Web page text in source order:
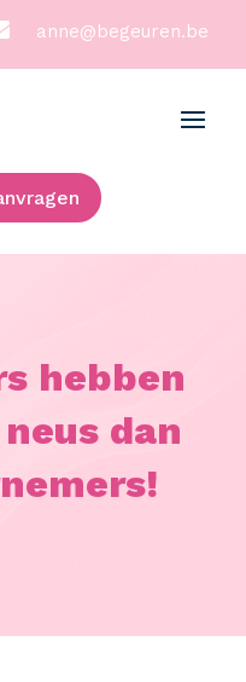
anne@begeuren.be
hebben
dan